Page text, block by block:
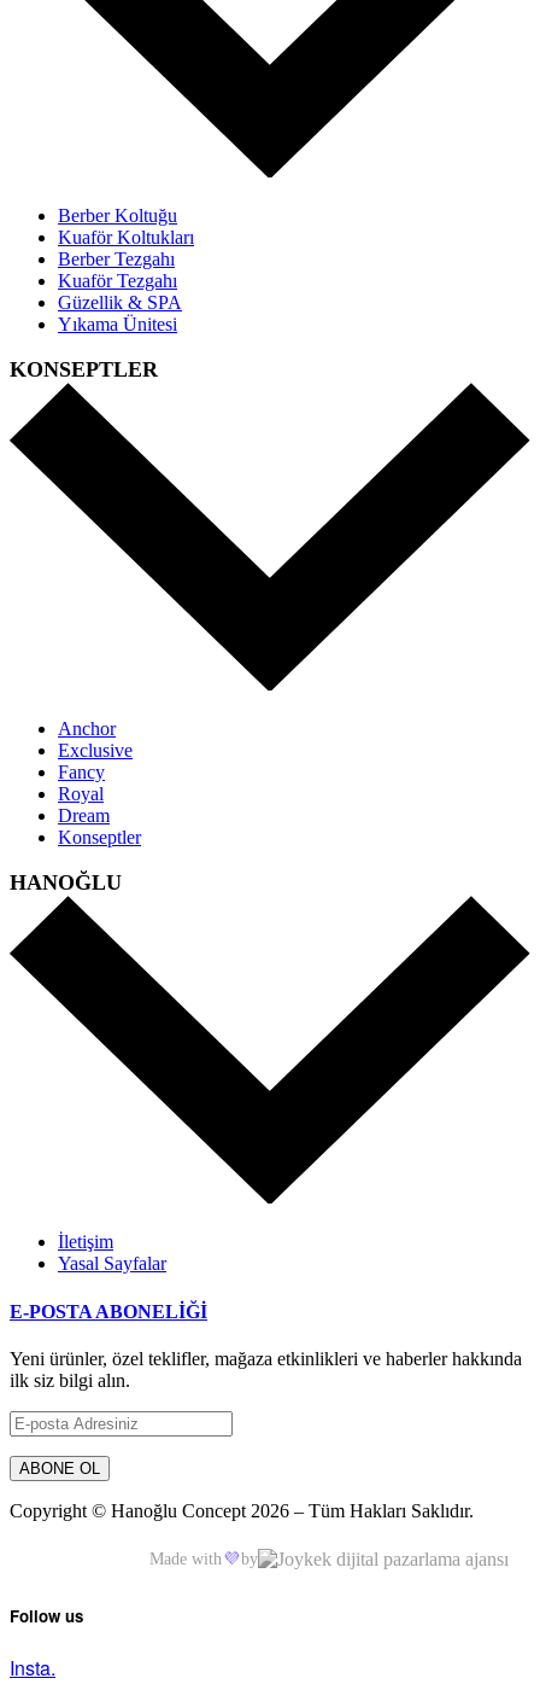
Berber Koltuğu
Kuaför Koltukları
Berber Tezgahı
Kuaför Tezgahı
Güzellik & SPA
Yıkama Ünitesi
KONSEPTLER
Anchor
Exclusive
Fancy
Royal
Dream
Konseptler
HANOĞLU
İletişim
Yasal Sayfalar
E-POSTA ABONELİĞİ
Yeni ürünler, özel teklifler, mağaza etkinlikleri ve haberler hakkında
ilk siz bilgi alın.
Copyright © Hanoğlu Concept 2026 – Tüm Hakları Saklıdır.
Made with 💜by
Follow us
Insta.